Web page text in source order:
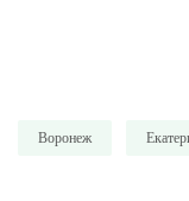
Воронеж